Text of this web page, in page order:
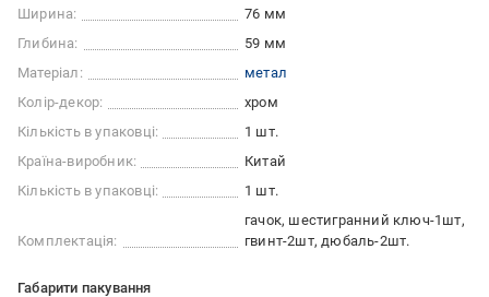
Ширина:
76 мм
Глибина:
59 мм
Матеріал:
метал
Колір-декор:
хром
Кількість в упаковці:
1 шт.
Країна-виробник:
Китай
Кількість в упаковці:
1 шт.
Комплектація:
гачок, шестигранний ключ-1шт,
гвинт-2шт, дюбаль-2шт.
Габарити пакування